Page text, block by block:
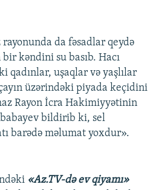
rayonunda da fəsadlar qeydə
kəndini su basıb. Hacı
qadınlar, uşaqlar və yaşlılar
üzərindəki piyada keçidini
Rayon İcra Hakimiyyətinin
bildirib ki, sel
barədə məlumat yoxdur».
«Az.TV-də ev qiyamı»